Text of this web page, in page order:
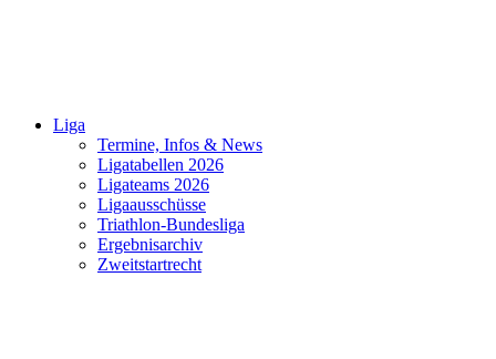
Liga
Termine, Infos & News
Ligatabellen 2026
Ligateams 2026
Ligaausschüsse
Triathlon-Bundesliga
Ergebnisarchiv
Zweitstartrecht